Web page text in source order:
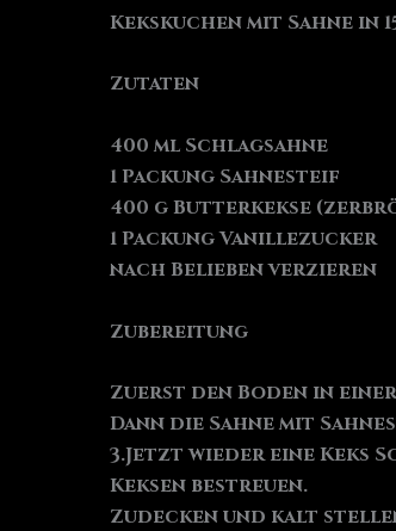
Kekskuchen mit Sahne in
Zutaten
400 ml Schlagsahne
1 Packung Sahnesteif
400 g Butterkekse
1 Packung Vanillezucker
nach Belieben verzieren
Zubereitung
Zuerst den Boden in
Dann die Sahne mit
3.Jetzt wieder eine Keks
Keksen bestreuen.
Zudecken und kalt